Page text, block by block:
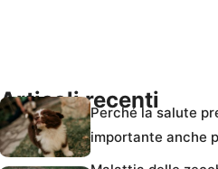
Articoli recenti
Perché la salute
importante anche